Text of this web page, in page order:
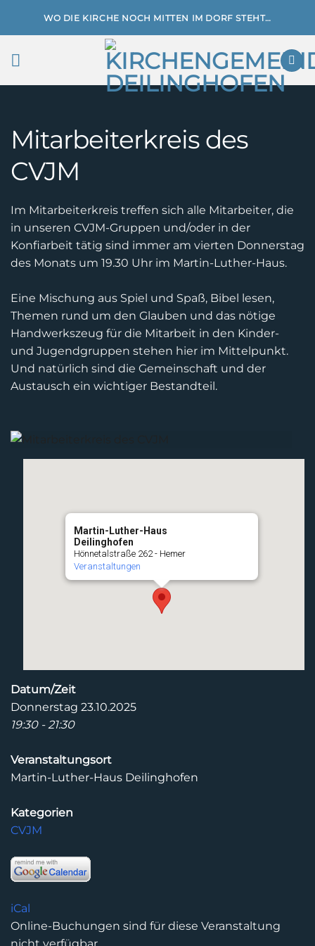
WO DIE KIRCHE NOCH MITTEN IM DORF STEHT…
Mitarbeiterkreis des
CVJM
Im Mitarbeiterkreis treffen sich alle Mitarbeiter, die
in unseren CVJM-Gruppen und/oder in der
Konfiarbeit tätig sind immer am vierten Donnerstag
des Monats um 19.30 Uhr im Martin-Luther-Haus.
Eine Mischung aus Spiel und Spaß, Bibel lesen,
Themen rund um den Glauben und das nötige
Handwerkszeug für die Mitarbeit in den Kinder-
und Jugendgruppen stehen hier im Mittelpunkt.
Und natürlich sind die Gemeinschaft und der
Austausch ein wichtiger Bestandteil.
Martin-Luther-Haus
Deilinghofen
Hönnetalstraße 262 - Hemer
Veranstaltungen
Datum/Zeit
Donnerstag 23.10.2025
19:30 - 21:30
Veranstaltungsort
Martin-Luther-Haus Deilinghofen
Kategorien
CVJM
iCal
Online-Buchungen sind für diese Veranstaltung